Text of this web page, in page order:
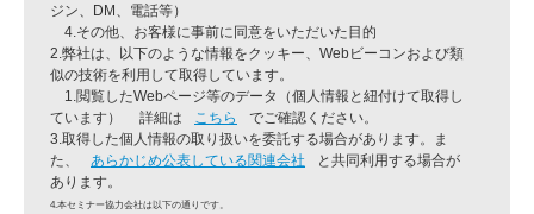
ジン、DM、電話等）
4.その他、お客様に事前に同意をいただいた目的
2.弊社は、以下のような情報をクッキー、Webビーコンおよび類
似の技術を利用して取得しています。
1.閲覧したWebページ等のデータ（個人情報と紐付けて取得し
ています） 詳細は
こちら
でご確認ください。
3.取得した個人情報の取り扱いを委託する場合があります。ま
た、
あらかじめ公表している関連会社
と共同利用する場合が
あります。
4.本セミナー協力会社は以下の通りです。